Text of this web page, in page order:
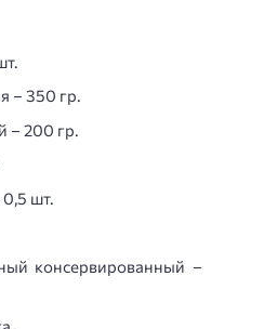
– 350 гр.
– 200 гр.
шт.
консервированный –